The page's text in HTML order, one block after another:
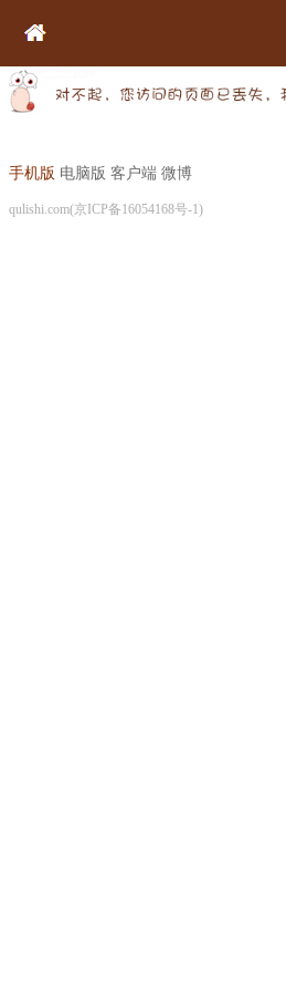
手机版 电脑版 客户端 微博
qulishi.com(京ICP备16054168号-1)